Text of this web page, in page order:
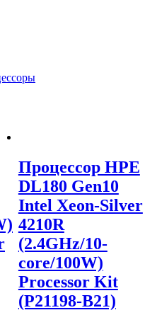
Процессор HPE
DL180 Gen10
Intel Xeon-Silver
4210R
(2.4GHz/10-
core/100W)
Processor Kit
(P21198-B21)